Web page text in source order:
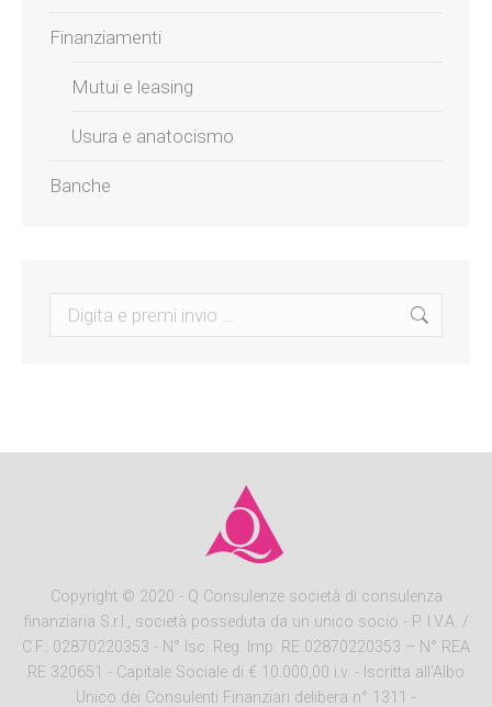
Finanziamenti
Mutui e leasing
Usura e anatocismo
Banche
Search:
Copyright© 2020 - Q Consulenze società di consulenza
finanziaria S.r.l., società posseduta da un unico socio - P. I.V.A. /
C.F.: 02870220353 - N° Isc. Reg. Imp. RE 02870220353 – N° REA
RE 320651 - Capitale Sociale di € 10.000,00 i.v. - Iscritta all'Albo
Unico dei Consulenti Finanziari delibera n° 1311 -